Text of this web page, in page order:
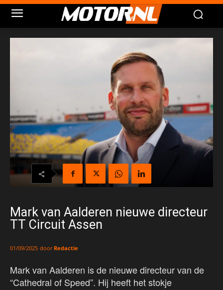
Mark van Aalderen nieuwe directeur
TT Circuit Assen
01/09/2025 door Redactie
Mark van Aalderen is de nieuwe directeur van de
“Cathedral of Speed”. Hij heeft het stokje